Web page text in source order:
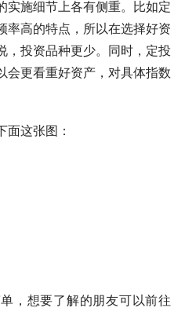
实施细节上各有侧重。比如定
率高的特点，所以在选择好资
，投资品种更少。同时，定投
会更看重好资产，对具体指数
面这张图：
，想要了解的朋友可以前往